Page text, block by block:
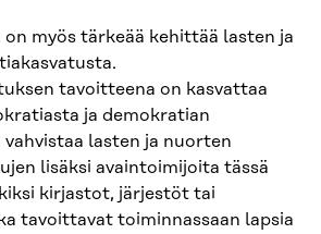
on myös tärkeää kehittää lasten ja
tavoitteena on kasvattaa
ja demokratian
lasten ja nuorten
lisäksi avaintoimijoita tässä
kirjastot, järjestöt tai
tavoittavat toiminnassaan lapsia